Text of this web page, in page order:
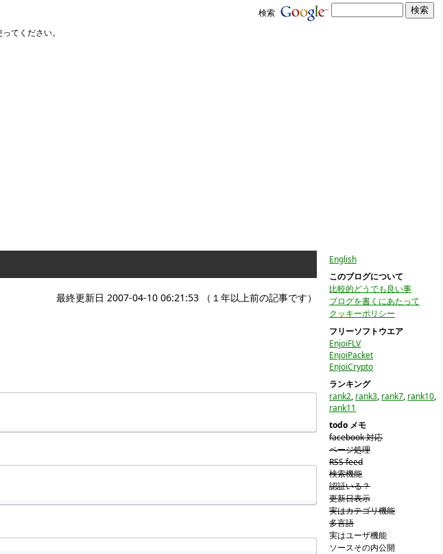
検索
てください。
最終更新日 2007-04-10 06:21:53 （１年以上前の記事です）
English
このブログについて
比較的どうでも良い事
ブログを書くにあたって
クッキーポリシー
フリーソフトウエア
EnjoiFLV
EnjoiPacket
EnjoiCrypto
ランキング
rank2, rank3, rank7, rank10,
rank11
todo メモ
facebook 対応
ページ処理
RSS feed
検索機能
認証いる？
更新日表示
実はカテゴリ機能
多言語
実はユーザ機能
ソースその内公開